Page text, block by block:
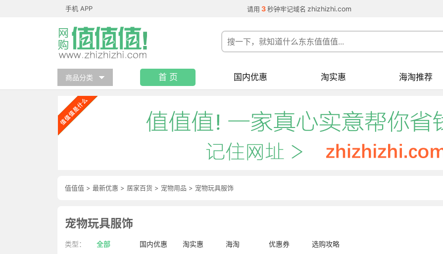
手机 APP 请用 3 秒钟牢记域名 zhizhizhi.com
商品分类 首 页 国内优惠 淘实惠 海淘推荐
值值值 > 最新优惠 > 居家百货 > 宠物用品 > 宠物玩具服饰
宠物玩具服饰
类型： 全部 国内优惠 淘实惠 海淘 优惠券 选购攻略